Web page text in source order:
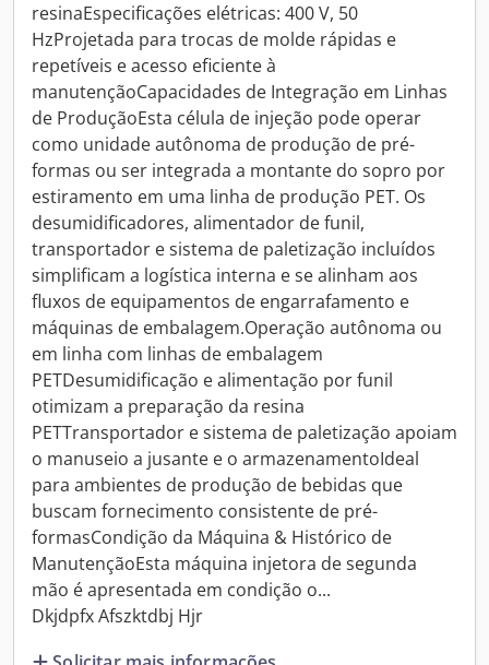
resinaEspecificações elétricas: 400 V, 50
HzProjetada para trocas de molde rápidas e
repetíveis e acesso eficiente à
manutençãoCapacidades de Integração em Linhas
de ProduçãoEsta célula de injeção pode operar
como unidade autônoma de produção de pré-
formas ou ser integrada a montante do sopro por
estiramento em uma linha de produção PET. Os
desumidificadores, alimentador de funil,
transportador e sistema de paletização incluídos
simplificam a logística interna e se alinham aos
fluxos de equipamentos de engarrafamento e
máquinas de embalagem.Operação autônoma ou
em linha com linhas de embalagem
PETDesumidificação e alimentação por funil
otimizam a preparação da resina
PETTransportador e sistema de paletização apoiam
o manuseio a jusante e o armazenamentoIdeal
para ambientes de produção de bebidas que
buscam fornecimento consistente de pré-
formasCondição da Máquina & Histórico de
ManutençãoEsta máquina injetora de segunda
mão é apresentada em condição o...
Dkjdpfx Afszktdbj Hjr